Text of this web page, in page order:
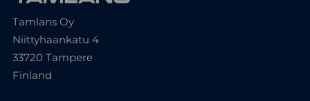
Tamlans Oy
Niittyhaankatu 4
33720 Tampere
Finland